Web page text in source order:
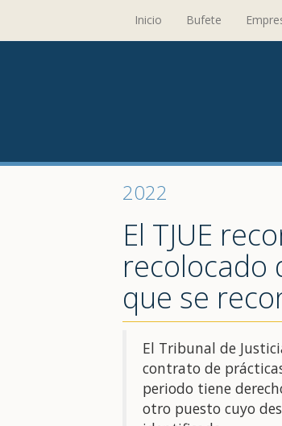
Inicio Bufete
2022
El TJUE
recolocado
que se
El Tribunal de
contrato de
periodo tiene
otro puesto cuyo